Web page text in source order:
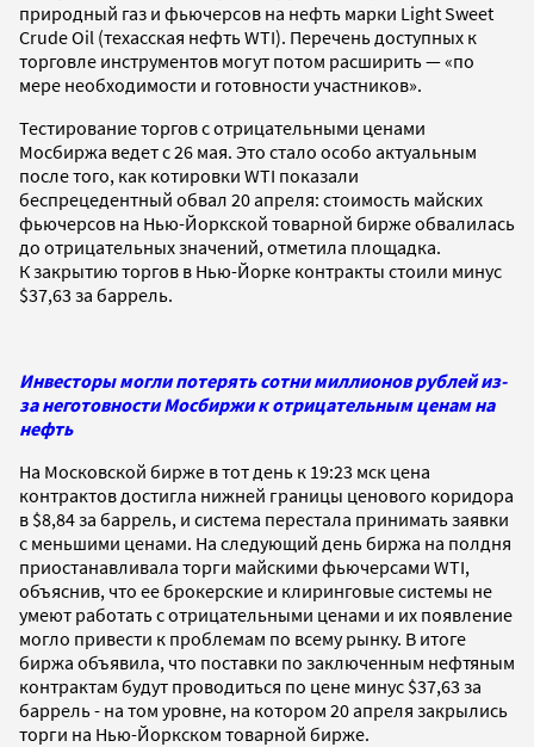
природный газ и фьючерсов на нефть марки Light Sweet
Crude Oil (техасская нефть WTI). Перечень доступных к
торговле инструментов могут потом расширить — «по
мере необходимости и готовности участников».
Тестирование торгов с отрицательными ценами
Мосбиржа ведет с 26 мая. Это стало особо актуальным
после того, как котировки WTI показали
беспрецедентный обвал 20 апреля: стоимость майских
фьючерсов на Нью-Йоркской товарной бирже обвалилась
до отрицательных значений, отметила площадка.
К закрытию торгов в Нью-Йорке контракты стоили минус
$37,63 за баррель.
Инвесторы могли потерять сотни миллионов рублей из-
за неготовности Мосбиржи к отрицательным ценам на
нефть
На Московской бирже в тот день к 19:23 мск цена
контрактов достигла нижней границы ценового коридора
в $8,84 за баррель, и система перестала принимать заявки
с меньшими ценами. На следующий день биржа на полдня
приостанавливала торги майскими фьючерсами WTI,
объяснив, что ее брокерские и клиринговые системы не
умеют работать с отрицательными ценами и их появление
могло привести к проблемам по всему рынку. В итоге
биржа объявила, что поставки по заключенным нефтяным
контрактам будут проводиться по цене минус $37,63 за
баррель - на том уровне, на котором 20 апреля закрылись
торги на Нью-Йоркском товарной бирже.